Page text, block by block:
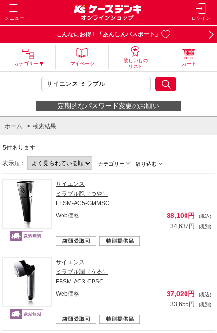
メニュー ログイン
こんなにお得！「あんしんパスポート」
カテゴリー マイページ
欲しいもの
リスト
カート
定期的なパスワード変更のお願い
ホーム > 検索結果
5件あります
表示順： カテゴリー 絞り込む
サイエンス
ミラブル艶（つや）
FBSM-AC5-GMMSC
Web価格
38,100円 (税込)
34,637円 (税別)
サイエンス
ミラブル潤（うる）
FBSM-AC3-CPSC
Web価格
37,020円 (税込)
33,655円 (税別)